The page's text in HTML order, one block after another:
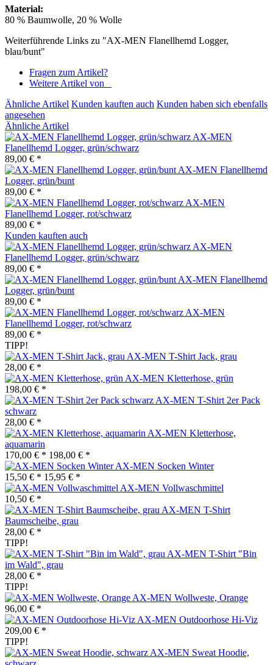
Material:
80 % Baumwolle, 20 % Wolle
Weiterführende Links zu "AX-MEN Flanellhemd Logger,
blau/bunt"
Fragen zum Artikel?
Weitere Artikel von _
Ähnliche Artikel Kunden kauften auch Kunden haben sich ebenfalls
angesehen
Ähnliche Artikel
AX-MEN
Flanellhemd Logger, grün/schwarz
89,00 € *
AX-MEN Flanellhemd
Logger, grün/bunt
89,00 € *
AX-MEN
Flanellhemd Logger, rot/schwarz
89,00 € *
Kunden kauften auch
AX-MEN
Flanellhemd Logger, grün/schwarz
89,00 € *
AX-MEN Flanellhemd
Logger, grün/bunt
89,00 € *
AX-MEN
Flanellhemd Logger, rot/schwarz
89,00 € *
TIPP!
AX-MEN T-Shirt Jack, grau
28,00 € *
AX-MEN Kletterhose, grün
198,00 € *
AX-MEN T-Shirt 2er Pack
schwarz
28,00 € *
AX-MEN Kletterhose,
aquamarin
170,00 € * 198,00 € *
AX-MEN Socken Winter
15,50 € * 15,95 € *
AX-MEN Vollwaschmittel
10,50 € *
AX-MEN T-Shirt
Baumscheibe, grau
28,00 € *
TIPP!
AX-MEN T-Shirt "Bin
im Wald", grau
28,00 € *
TIPP!
AX-MEN Wollweste, Orange
96,00 € *
AX-MEN Outdoorhose Hi-Viz
209,00 € *
TIPP!
AX-MEN Sweat Hoodie,